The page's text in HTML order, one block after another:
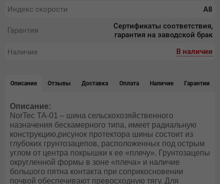
Индекс скорости
А8
Гарантия
Сертификаты соответствия,
гарантия на заводской брак
Наличие
В наличии
Описание Отзывы Доставка Оплата Наличие Гарантии
Описание:
NorTec TA-01 – шина сельскохозяйственного
назначения бескамерного типа, имеет радиальную
конструкцию,рисунок протектора шины состоит из
глубоких грунтозацепов, расположенных под острым
углом от центра покрышки к ее «плечу». Грунтозацепы
округленной формы в зоне «плеча» и наличие
большого пятна контакта при соприкосновении
почвой обеспечивают превосходную тягу. Для